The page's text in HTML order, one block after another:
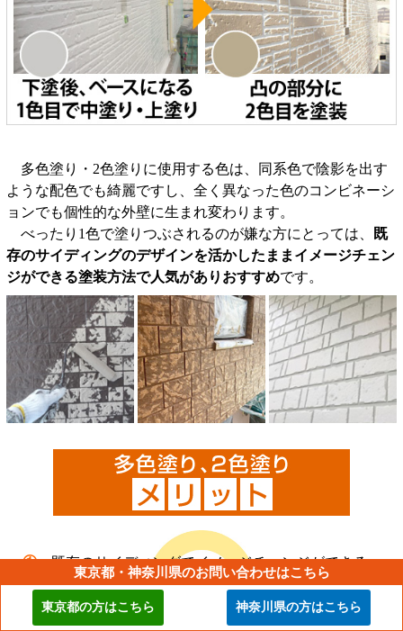
多色塗り・2色塗りに使用する色は、同系色で陰影を出す
ような配色でも綺麗ですし、全く異なった色のコンビネーシ
ョンでも個性的な外壁に生まれ変わります。
べったり1色で塗りつぶされるのが嫌な方にとっては、
既
存のサイディングのデザインを活かしたままイメージチェン
ジができる塗装方法で人気がありおすすめです。
①：既存のサイディングでイメージチェンジができる
②：1色塗りで単純な風合いにならない
③：個性的なデザインの外壁に変えられる
東京都・神奈川県のお問い合わせはこちら
東京都の方はこちら 神奈川県の方はこちら